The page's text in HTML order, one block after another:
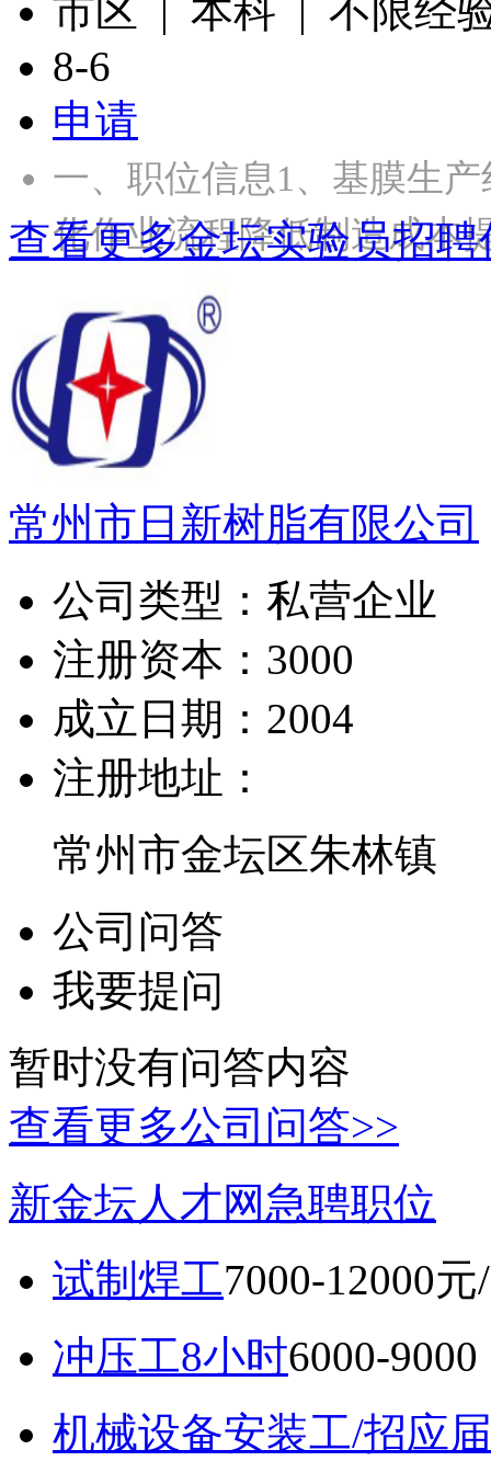
市区 | 本科 | 不限经
8-6
申请
一、职位信息1、基膜生
化作业流程降低制造成
查看更多金坛实验员招聘
常州市日新树脂有限公司
公司类型： 私营企业
注册资本： 3000
成立日期： 2004
注册地址：
常州市金坛区朱林镇
公司问答
我要提问
暂时没有问答内容
查看更多公司问答>>
新金坛人才网急聘职位
试制焊工7000-12000元
冲压工8小时6000-
机械设备安装工/招应